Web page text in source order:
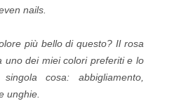
nails.
più bello di questo? Il rosa
uno dei miei colori preferiti e lo
cosa: abbigliamento,
unghie.